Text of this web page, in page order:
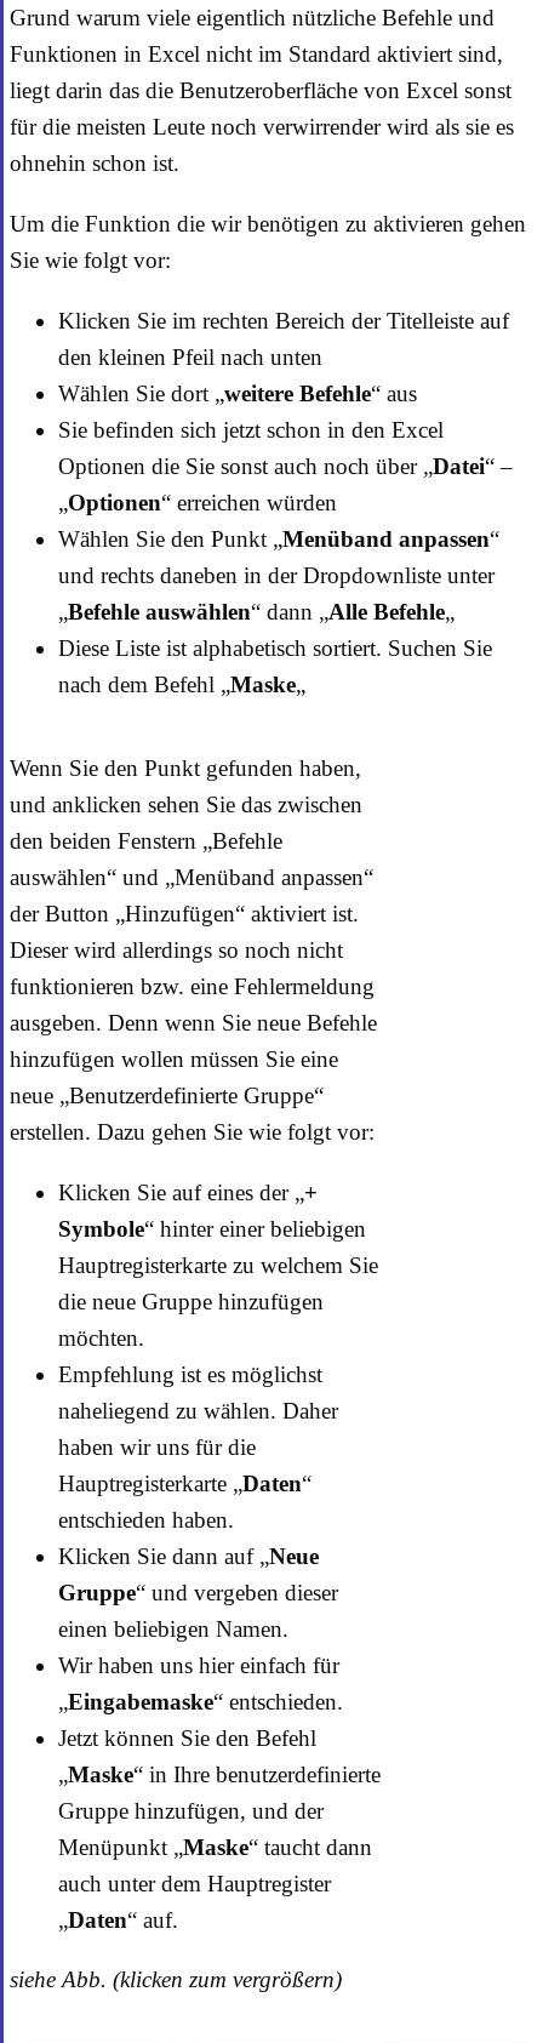
Grund warum viele eigentlich nützliche Befehle und
Funktionen in Excel nicht im Standard aktiviert sind,
liegt darin das die Benutzeroberfläche von Excel sonst
für die meisten Leute noch verwirrender wird als sie es
ohnehin schon ist.
Um die Funktion die wir benötigen zu aktivieren gehen
Sie wie folgt vor:
Klicken Sie im rechten Bereich der Titelleiste auf
den kleinen Pfeil nach unten
Wählen Sie dort „weitere Befehle“ aus
Sie befinden sich jetzt schon in den Excel
Optionen die Sie sonst auch noch über „Datei“ –
„Optionen“ erreichen würden
Wählen Sie den Punkt „Menüband anpassen“
und rechts daneben in der Dropdownliste unter
„Befehle auswählen“ dann „Alle Befehle„
Diese Liste ist alphabetisch sortiert. Suchen Sie
nach dem Befehl „Maske„
Wenn Sie den Punkt gefunden haben,
und anklicken sehen Sie das zwischen
den beiden Fenstern „Befehle
auswählen“ und „Menüband anpassen“
der Button „Hinzufügen“ aktiviert ist.
Dieser wird allerdings so noch nicht
funktionieren bzw. eine Fehlermeldung
ausgeben. Denn wenn Sie neue Befehle
hinzufügen wollen müssen Sie eine
neue „Benutzerdefinierte Gruppe“
erstellen. Dazu gehen Sie wie folgt vor:
Klicken Sie auf eines der „+
Symbole“ hinter einer beliebigen
Hauptregisterkarte zu welchem Sie
die neue Gruppe hinzufügen
möchten.
Empfehlung ist es möglichst
naheliegend zu wählen. Daher
haben wir uns für die
Hauptregisterkarte „Daten“
entschieden haben.
Klicken Sie dann auf „Neue
Gruppe“ und vergeben dieser
einen beliebigen Namen.
Wir haben uns hier einfach für
„Eingabemaske“ entschieden.
Jetzt können Sie den Befehl
„Maske“ in Ihre benutzerdefinierte
Gruppe hinzufügen, und der
Menüpunkt „Maske“ taucht dann
auch unter dem Hauptregister
„Daten“ auf.
siehe Abb. (klicken zum vergrößern)